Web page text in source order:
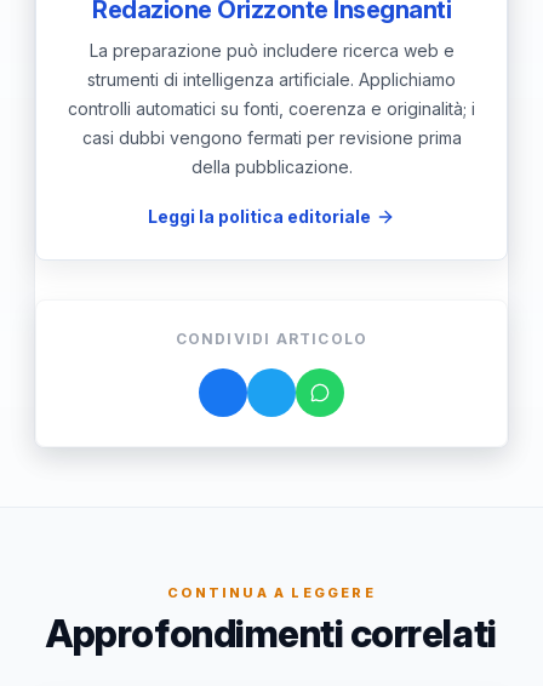
Redazione Orizzonte Insegnanti
La preparazione può includere ricerca web e
strumenti di intelligenza artificiale. Applichiamo
controlli automatici su fonti, coerenza e originalità; i
casi dubbi vengono fermati per revisione prima
della pubblicazione.
Leggi la politica editoriale
CONDIVIDI ARTICOLO
CONTINUA A LEGGERE
Approfondimenti correlati